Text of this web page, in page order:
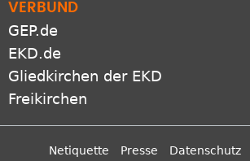
VERBUND
GEP.de
EKD.de
Gliedkirchen der EKD
Freikirchen
Netiquette Presse Datenschutz